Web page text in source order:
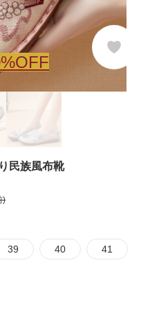
民族風布靴
)
39 40 41